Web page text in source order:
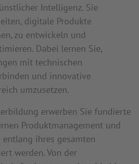
Intelligenz. Sie
digitale Produkte
zu entwickeln und
Dabei lernen Sie,
mit technischen
und innovative
umzusetzen.
erwerben Sie fundierte
Produktmanagement und
entlang ihres gesamten
werden. Von der